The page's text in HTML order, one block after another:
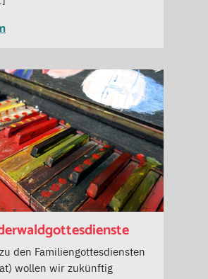
den Familiengottesdiensten
wollen wir zukünftig